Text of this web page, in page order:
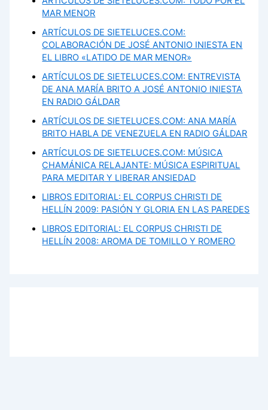
MAR MENOR
ARTÍCULOS DE SIETELUCES.COM:
COLABORACIÓN DE JOSÉ ANTONIO INIESTA EN
EL LIBRO «LATIDO DE MAR MENOR»
ARTÍCULOS DE SIETELUCES.COM: ENTREVISTA
DE ANA MARÍA BRITO A JOSÉ ANTONIO INIESTA
EN RADIO GÁLDAR
ARTÍCULOS DE SIETELUCES.COM: ANA MARÍA
BRITO HABLA DE VENEZUELA EN RADIO GÁLDAR
ARTÍCULOS DE SIETELUCES.COM: MÚSICA
CHAMÁNICA RELAJANTE: MÚSICA ESPIRITUAL
PARA MEDITAR Y LIBERAR ANSIEDAD
LIBROS EDITORIAL: EL CORPUS CHRISTI DE
HELLÍN 2009: PASIÓN Y GLORIA EN LAS PAREDES
LIBROS EDITORIAL: EL CORPUS CHRISTI DE
HELLÍN 2008: AROMA DE TOMILLO Y ROMERO